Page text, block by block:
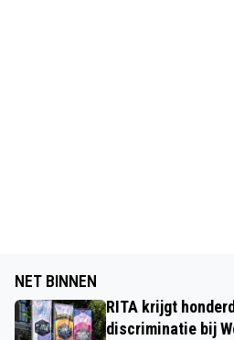
NET BINNEN
RITA krijgt
discriminatie bij